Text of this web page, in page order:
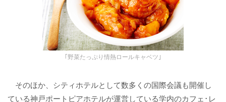
｢野菜たっぷり情熱ロールキャベツ｣
そのほか、シティホテルとして数多くの国際会議も開催し
ている神戸ポートピアホテルが運営している学内のカフェ･レ